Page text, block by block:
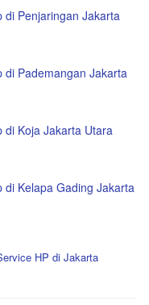
di Penjaringan Jakarta
di Pademangan Jakarta
di Koja Jakarta Utara
di Kelapa Gading Jakarta
HP di Jakarta